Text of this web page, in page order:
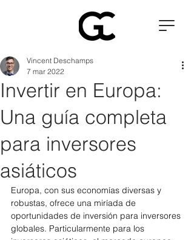
Invertir en Europa:
Una guía completa
para inversores
asiáticos
Vincent Deschamps
7 mar 2022
Europa, con sus economías diversas y
robustas, ofrece una miríada de
oportunidades de inversión para inversores
globales. Particularmente para los